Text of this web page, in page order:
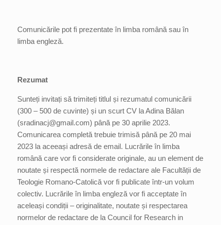
Comunicările pot fi prezentate în limba română sau în
limba engleză.
Rezumat
Sunteți invitați să trimiteți titlul și rezumatul comunicării
(300 – 500 de cuvinte) și un scurt CV la Adina Bălan
(sradinacj@gmail.com) până pe 30 aprilie 2023.
Comunicarea completă trebuie trimisă până pe 20 mai
2023 la aceeași adresă de email. Lucrările în limba
română care vor fi considerate originale, au un element de
noutate și respectă normele de redactare ale Facultății de
Teologie Romano-Catolică vor fi publicate într-un volum
colectiv. Lucrările în limba engleză vor fi acceptate în
aceleași condiții – originalitate, noutate și respectarea
normelor de redactare de la Council for Research in